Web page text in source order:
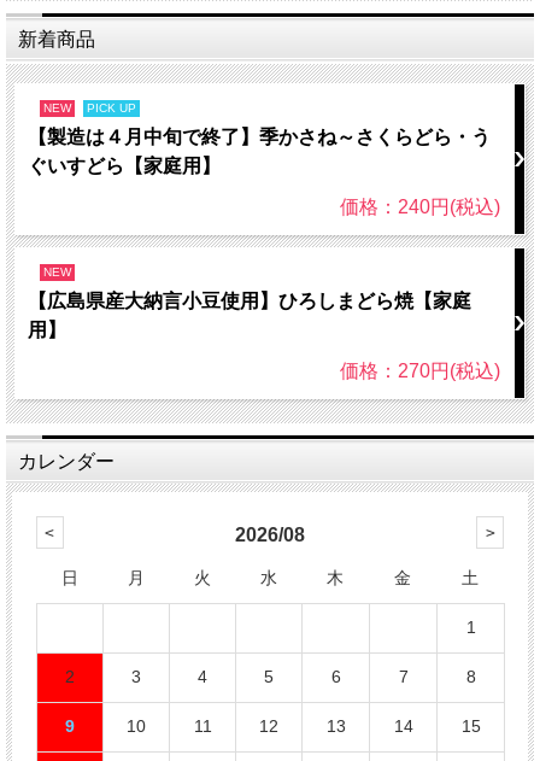
新着商品
NEW PICK UP
【製造は４月中旬で終了】季かさね～さくらどら・う
ぐいすどら【家庭用】
価格：240円(税込)
NEW
【広島県産大納言小豆使用】ひろしまどら焼【家庭
用】
価格：270円(税込)
カレンダー
2026/08
日 月 火 水 木 金 土
1
2 3 4 5 6 7 8
9 10 11 12 13 14 15